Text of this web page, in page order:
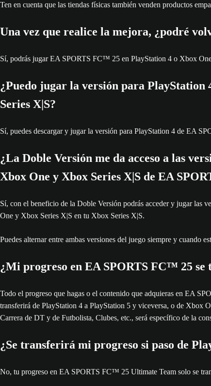
Ten en cuenta que las tiendas físicas también venden productos
Una vez que realice la mejora, ¿podré
Sí, podrás jugar EA SPORTS FC™ 25 en PlayStation 4 o Xbox
¿Puedo jugar la versión para
Series X|S?
Sí, puedes descargar y jugar la versión para PlayStation 4 de EA
¿La Doble Versión me da acceso a las
Xbox One y Xbox Series X|S de EA
Sí, con el beneficio de la Doble Versión podrás acceder y jugar
One y Xbox Series X|S en tu Xbox Series X|S.
Puedes alternar entre ambas versiones del juego siempre y cuando
¿Mi progreso en EA SPORTS FC™ 25 se
Todo el progreso que hagas o el contenido que adquieras en EA
transferirá de PlayStation 4 a PlayStation 5 y viceversa, o de Xbox
Carrera de DT y de Futbolista, Clubes, etc., será específico de la
¿Se transferirá mi progreso si paso de
No, tu progreso en EA SPORTS FC™ 25 Ultimate Team solo se